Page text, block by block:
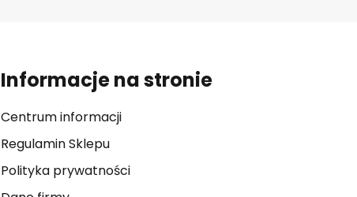
Informacje na stronie
Centrum informacji
Regulamin Sklepu
Polityka prywatności